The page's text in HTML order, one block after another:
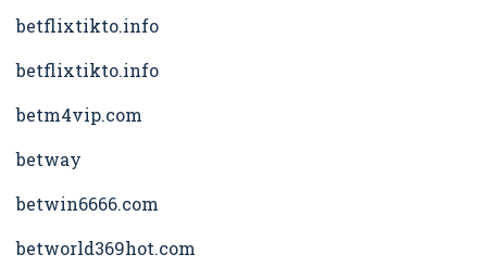
betflixtikto.info
betflixtikto.info
betm4vip.com
betway
betwin6666.com
betworld369hot.com